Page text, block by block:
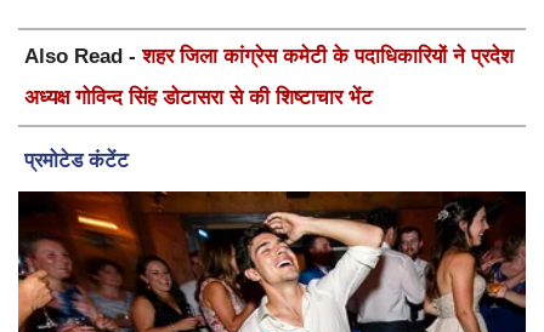
Also Read -शहर जिला कांग्रेस कमेटी के पदाधिकारियों ने प्रदेश
अध्यक्ष गोविन्द सिंह डोटासरा से की शिष्टाचार भेंट